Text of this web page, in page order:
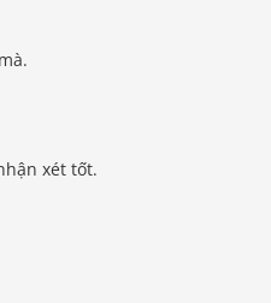
xét tốt.